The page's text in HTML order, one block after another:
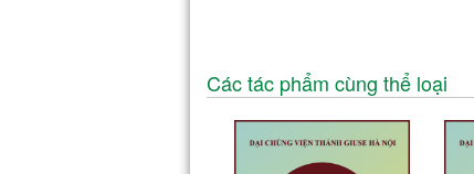
Các tác phẩm cùng thể loại